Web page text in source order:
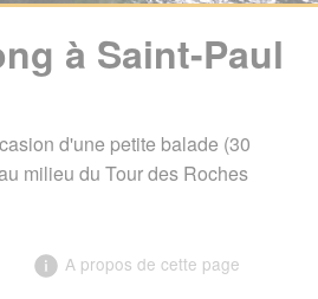
à Saint-Paul
d'une petite balade (30
milieu du Tour des Roches
A propos de cette page